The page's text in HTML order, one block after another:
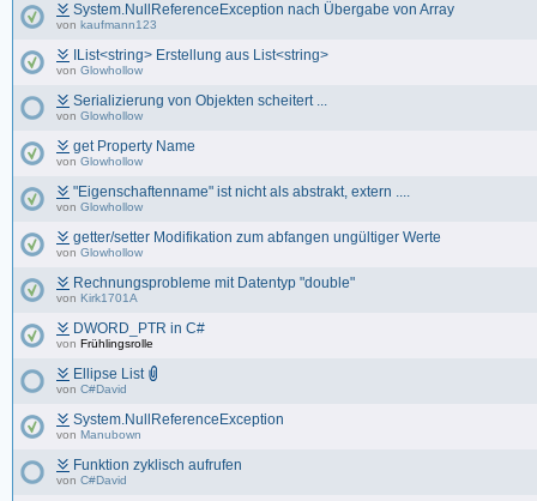
System.NullReferenceException nach Übergabe von Array
von kaufmann123
IList<string> Erstellung aus List<string>
von Glowhollow
Serializierung von Objekten scheitert ...
von Glowhollow
get Property Name
von Glowhollow
"Eigenschaftenname" ist nicht als abstrakt, extern ....
von Glowhollow
getter/setter Modifikation zum abfangen ungültiger Werte
von Glowhollow
Rechnungsprobleme mit Datentyp "double"
von Kirk1701A
DWORD_PTR in C#
von Frühlingsrolle
Ellipse List
von C#David
System.NullReferenceException
von Manubown
Funktion zyklisch aufrufen
von C#David